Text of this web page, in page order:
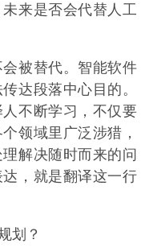
来是否会代替人工
被替代。智能软件
达段落中心目的。
不断学习，不仅要
领域里广泛涉猎，
解决随时而来的问
，就是翻译这一行
划？